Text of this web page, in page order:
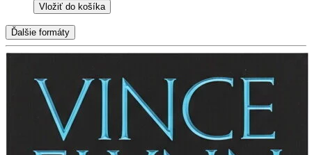
Vložiť do košíka
Ďalšie formáty